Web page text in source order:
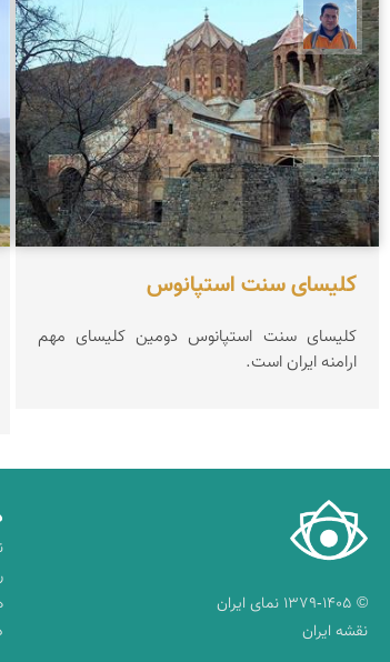
محمد نورمحمديان
كلیسای سنت استپانوس
كلیسای سنت استپانوس دومین كلیسای مهم
ارامنه ایران است.
© ۱۳۷۹-۱۴۰۵ نمای ایران
نقشه ایران